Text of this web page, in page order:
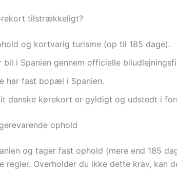
tilstrækkeligt?
og kortvarig turisme (op til 185 dage).
bil i Spanien gennem officielle
har fast bopæl i Spanien.
danske kørekort er gyldigt og udstedt i
ophold
og tager fast ophold (mere end 185
regler. Overholder du ikke dette krav,